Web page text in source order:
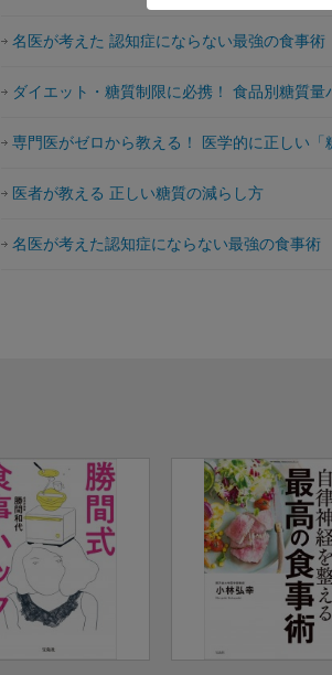
名医が考えた 認知症にならない最強の食事術
ダイエット・糖質制限に必携！ 食品別糖質量
専門医がゼロから教える！ 医学的に正しい「
医者が教える 正しい糖質の減らし方
名医が考えた認知症にならない最強の食事術